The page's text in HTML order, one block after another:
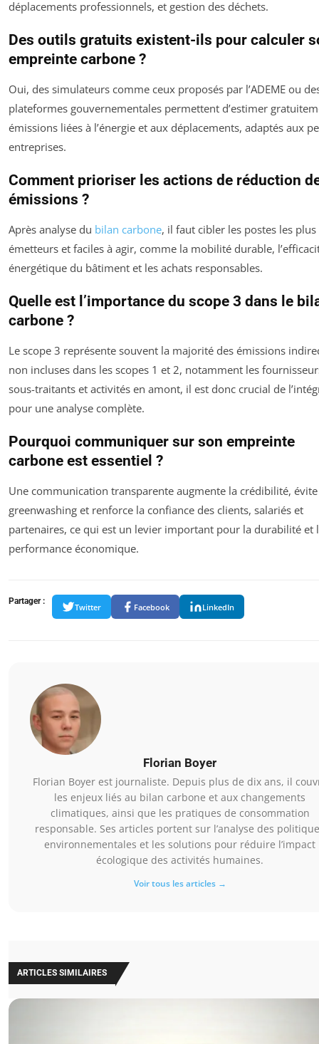
déplacements professionnels, et gestion des déchets.
Des outils gratuits existent-ils pour calculer
empreinte carbone ?
Oui, des simulateurs comme ceux proposés par l’ADEME ou
plateformes gouvernementales permettent d’estimer
émissions liées à l’énergie et aux déplacements, adaptés aux
entreprises.
Comment prioriser les actions de réduction
émissions ?
Après analyse du bilan carbone, il faut cibler les postes les plus
émetteurs et faciles à agir, comme la mobilité durable,
énergétique du bâtiment et les achats responsables.
Quelle est l’importance du scope 3 dans le
carbone ?
Le scope 3 représente souvent la majorité des émissions
non incluses dans les scopes 1 et 2, notamment les
sous-traitants et activités en amont, il est donc crucial de
pour une analyse complète.
Pourquoi communiquer sur son empreinte
carbone est essentiel ?
Une communication transparente augmente la crédibilité,
greenwashing et renforce la confiance des clients, salariés et
partenaires, ce qui est un levier important pour la durabilité et
performance économique.
Partager :
Twitter Facebook LinkedIn
Florian Boyer
Florian Boyer est journaliste. Depuis plus de dix ans, il
les enjeux liés au bilan carbone et aux changements
climatiques, ainsi que les pratiques de consommation
responsable. Ses articles portent sur l’analyse des
environnementales et les solutions pour réduire l’impact
écologique des activités humaines.
Voir tous les articles →
ARTICLES SIMILAIRES